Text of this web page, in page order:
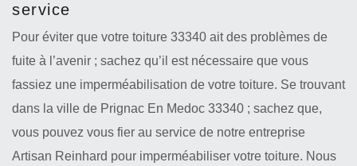
service
Pour éviter que votre toiture 33340 ait des problèmes de
fuite à l’avenir ; sachez qu’il est nécessaire que vous
fassiez une imperméabilisation de votre toiture. Se trouvant
dans la ville de Prignac En Medoc 33340 ; sachez que,
vous pouvez vous fier au service de notre entreprise
Artisan Reinhard pour imperméabiliser votre toiture. Nous